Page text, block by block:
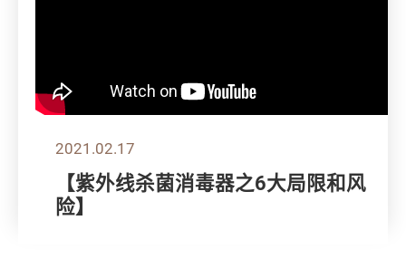
2021.02.17
【紫外线杀菌消毒器之6大局限和风
险】